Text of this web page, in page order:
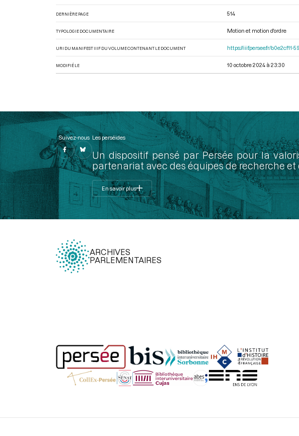
DERNIÈRE PAGE 514
TYPOLOGIE DOCUMENTAIRE Motion et motion d'ordre
URI DU MANIFEST IIIF DU VOLUME CONTENANT LE DOCUMENT https://iiif.persee.fr/
MODIFIÉ LE 10 octobre 2024 à 23:30
Suivez-nous Les perséides
Un dispositif pensé par Persée pour la
partenariat avec des équipes de recherche
En savoir plus
ARCHIVES
PARLEMENTAIRES
Légal